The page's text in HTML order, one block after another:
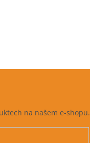
na našem e-shopu.